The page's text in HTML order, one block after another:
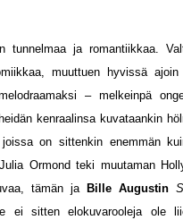
tunnelmaa ja romantiikkaa.
muuttuen hyvissä ajoin
– melkeinpä
kenraalinsa kuvataankin
on sittenkin enemmän
Ormond teki muutaman
tämän ja Bille Augustin
ei sitten elokuvarooleja ole